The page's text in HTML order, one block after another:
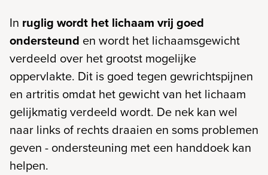
In ruglig wordt het lichaam vrij goed
ondersteund en wordt het lichaamsgewicht
verdeeld over het grootst mogelijke
oppervlakte. Dit is goed tegen gewrichtspijnen
en artritis omdat het gewicht van het lichaam
gelijkmatig verdeeld wordt. De nek kan wel
naar links of rechts draaien en soms problemen
geven - ondersteuning met een handdoek kan
helpen.